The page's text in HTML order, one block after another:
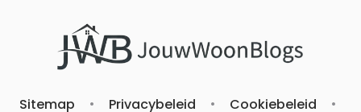
Sitemap • Privacybeleid • Cookiebeleid •